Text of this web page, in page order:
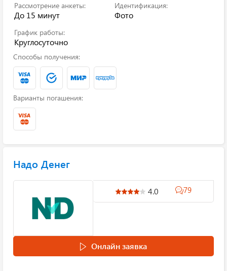
Рассмотрение анкеты:
До 15 минут
Идентификация:
Фото
График работы:
Круглосуточно
Способы получения:
Варианты погашения:
Надо Денег
4.0 79
Онлайн заявка